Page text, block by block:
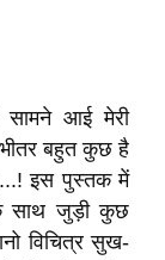
आई मेरी
बहुत कुछ है
इस पुस्तक में
साथ जुड़ी कुछ
विचित्र सुख-